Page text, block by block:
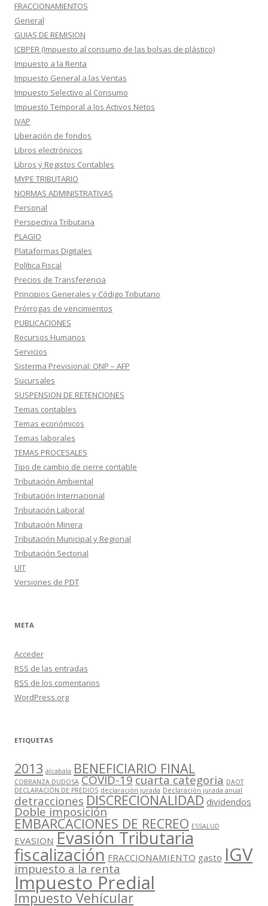
FRACCIONAMIENTOS
General
GUIAS DE REMISION
ICBPER (Impuesto al consumo de las bolsas de plástico)
Impuesto a la Renta
Impuesto General a las Ventas
Impuesto Selectivo al Consumo
Impuesto Temporal a los Activos Netos
IVAP
Liberación de fondos
Libros electrónicos
Libros y Registos Contables
MYPE TRIBUTARIO
NORMAS ADMINISTRATIVAS
Personal
Perspectiva Tributaria
PLAGIO
Plataformas Digitales
Política Fiscal
Precios de Transferencia
Principios Generales y Código Tributario
Prórrogas de vencimientos
PUBLICACIONES
Recursos Humanos
Servicios
Sisterma Previsional: ONP – AFP
Sucursales
SUSPENSION DE RETENCIONES
Temas contables
Temas económicos
Temas laborales
TEMAS PROCESALES
Tipo de cambio de cierre contable
Tributación Ambiental
Tributación Internacional
Tributación Laboral
Tributación Minera
Tributación Municipal y Regional
Tributación Sectorial
UIT
Versiones de PDT
META
Acceder
RSS de las entradas
RSS de los comentarios
WordPress.org
ETIQUETAS
2013 alcabala BENEFICIARIO FINAL
COBRANZA DUDOSA COVID-19cuarta categoria DAOT
DECLARACIÓN DE PREDIOS declaración jurada Declaración jurada anual
detracciones DISCRECIONALIDAD dividendos
Doble imposición
EMBARCACIONES DE RECREO ESSALUD
EVASION Evasión Tributaria
fiscalización FRACCIONAMIENTO gasto IGV
impuesto a la renta
Impuesto Predial
Impuesto Vehícular